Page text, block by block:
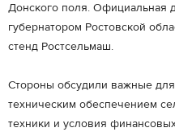
Донского поля. Официальная
губернатором Ростовской
стенд Ростсельмаш.
Стороны обсудили важные
техническим обеспечением
техники и условия